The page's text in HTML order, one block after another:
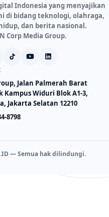
Indonesia yang menyajikan
di bidang teknologi, olahraga,
dan berita nasional.
Corp Media Group.
Jalan Palmerah Barat
Kampus Widuri Blok A1-3,
Jakarta Selatan 12210
8798
— Semua hak dilindungi.